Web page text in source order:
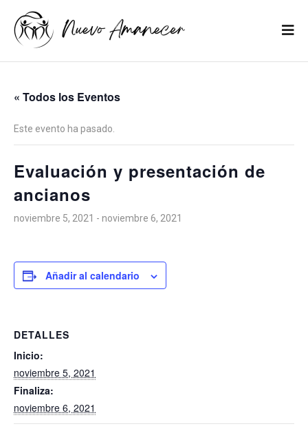
« Todos los Eventos
Este evento ha pasado.
Evaluación y presentación de
ancianos
noviembre 5, 2021 - noviembre 6, 2021
Añadir al calendario
DETALLES
Inicio:
noviembre 5, 2021
Finaliza:
noviembre 6, 2021